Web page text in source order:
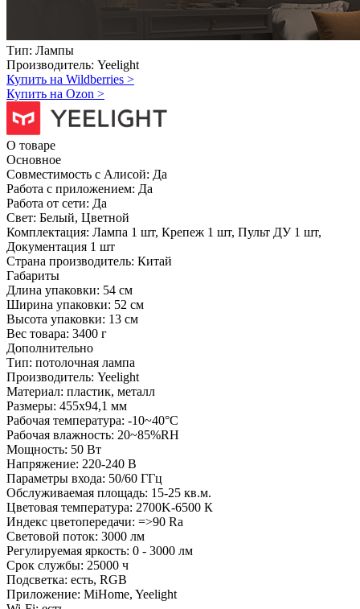
Тип: Лампы
Производитель: Yeelight
Купить на Wildberries >
Купить на Ozon >
О товаре
Основное
Совместимость с Алисой: Да
Работа с приложением: Да
Работа от сети: Да
Свет: Белый, Цветной
Комплектация: Лампа 1 шт, Крепеж 1 шт, Пульт ДУ 1 шт,
Документация 1 шт
Страна производитель: Китай
Габариты
Длина упаковки: 54 см
Ширина упаковки: 52 см
Высота упаковки: 13 см
Вес товара: 3400 г
Дополнительно
Тип: потолочная лампа
Производитель: Yeelight
Материал: пластик, металл
Размеры: 455x94,1 мм
Рабочая температура: -10~40°С
Рабочая влажность: 20~85%RH
Мощность: 50 Вт
Напряжение: 220-240 В
Параметры входа: 50/60 ГГц
Обслуживаемая площадь: 15-25 кв.м.
Цветовая температура: 2700K-6500 К
Индекс цветопередачи: =>90 Ra
Световой поток: 3000 лм
Регулируемая яркость: 0 - 3000 лм
Срок службы: 25000 ч
Подсветка: есть, RGB
Приложение: MiHome, Yeelight